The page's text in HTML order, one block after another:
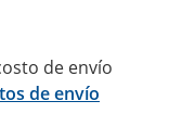
de envío
de envío